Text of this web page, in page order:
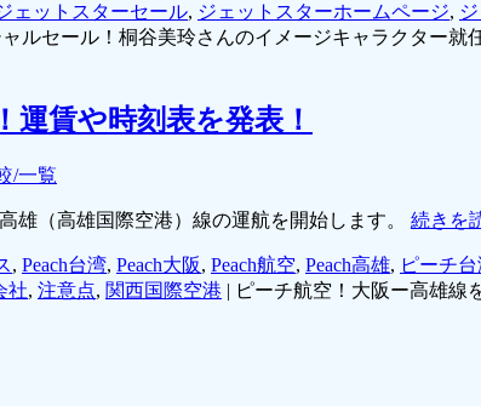
ェットスターセール, ジェットスターホームページ,
ルセール！桐谷美玲さんのイメージキャラクター就
運賃や時刻表を発表！
/一覧
雄（高雄国際空港）線の運航を開始します。 続きを
, Peach台湾, Peach大阪, Peach航空, Peach高雄, ピーチ
社, 注意点, 関西国際空港 | ピーチ航空！大阪ー高雄線